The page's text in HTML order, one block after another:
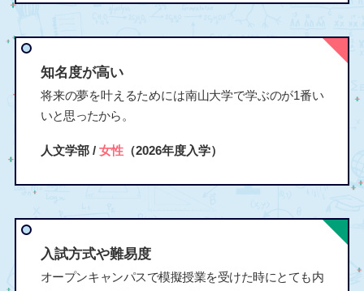
知名度が高い
将来の夢を叶えるためには南山大学で学ぶのが1番い
いと思ったから。
人文学部 / 女性（2026年度入学）
入試方式や難易度
オープンキャンパスで模擬授業を受けた時にとても内